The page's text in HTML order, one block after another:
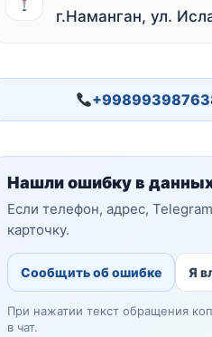
г.Наманган, ул.
Нашли ошибку в
Если телефон, адрес,
карточку.
Сообщить об ошибке Я
При нажатии текст обращения
в чат.